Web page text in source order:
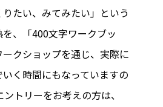
たい、みてみたい」という
、「400文字ワークブッ
クショップを通じ、実際に
く時間にもなっていますの
トリーをお考えの方は、